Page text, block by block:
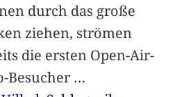
durch das große
ziehen, strömen
die ersten Open-Air-
Besucher …